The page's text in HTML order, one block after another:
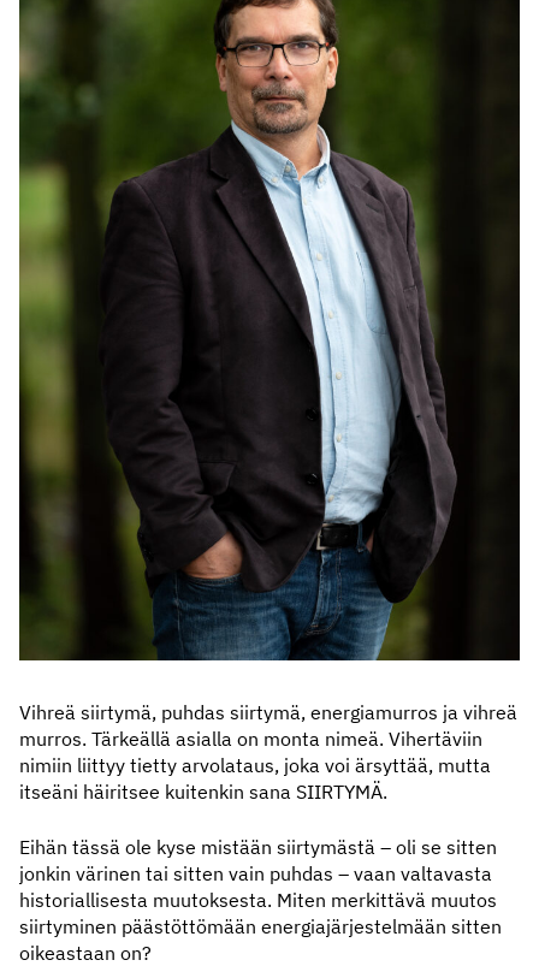
Vihreä siirtymä, puhdas siirtymä, energiamurros ja vihreä
murros. Tärkeällä asialla on monta nimeä. Vihertäviin
nimiin liittyy tietty arvolataus, joka voi ärsyttää, mutta
itseäni häiritsee kuitenkin sana SIIRTYMÄ.
Eihän tässä ole kyse mistään siirtymästä – oli se sitten
jonkin värinen tai sitten vain puhdas – vaan valtavasta
historiallisesta muutoksesta. Miten merkittävä muutos
siirtyminen päästöttömään energiajärjestelmään sitten
oikeastaan on?